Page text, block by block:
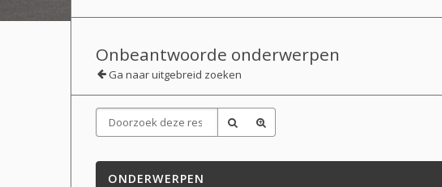
Onbeantwoorde onderwerpen
Ga naar uitgebreid zoeken
ONDERWERPEN